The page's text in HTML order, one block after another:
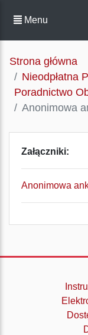
Menu
Strona główna
Nieodpłatna
Poradnictwo
Anonimowa
Załączniki:
Anonimowa